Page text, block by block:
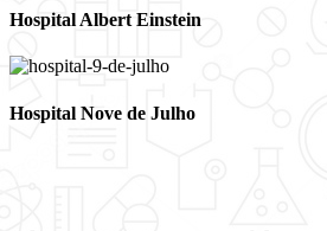
Hospital Albert Einstein
Hospital Nove de Julho